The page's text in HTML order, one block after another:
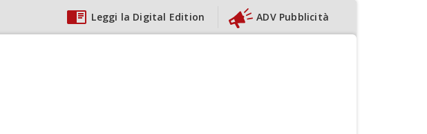
Leggi la Digital Edition ADV Pubblicità